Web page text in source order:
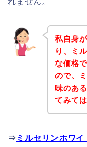
私自身
り、ミ
な価格
ので、
味のあ
てみて
⇒ ミルセリンホワ